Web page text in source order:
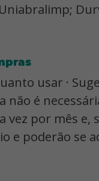
usar ·
não é
vez por mês
e poderão se